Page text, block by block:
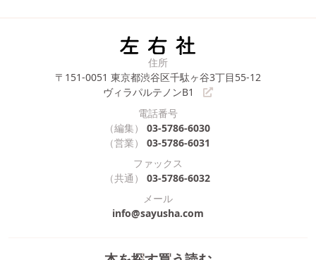
住所
〒151-0051 東京都渋谷区千駄ヶ谷3丁目55-12
ヴィラパルテノンB1
電話番号
（編集）
03-5786-6030
（営業）
03-5786-6031
ファックス
（共通）
03-5786-6032
メール
info@sayusha.com